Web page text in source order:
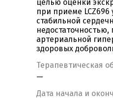
целью оценки
при приеме LCZ696
стабильной
недостаточностью,
артериальной
здоровых
Терапевтическая
—
Дата начала и